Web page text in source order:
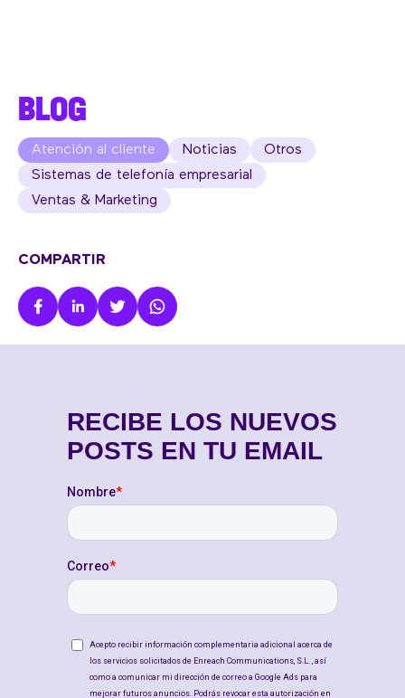
BLOG
Atención al cliente Noticias
Otros
Sistemas de telefonía empresarial
Ventas & Marketing
COMPARTIR